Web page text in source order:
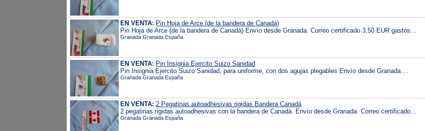
EN VENTA: Pin Hoja de Arce (de la bandera de Canadá)
Pin Hoja de Arce (de la bandera de Canadá) Envío desde Granada. Correo certificado 3,50 EUR gastos...
Granada Granada España
EN VENTA: Pin Insignia Ejercito Suizo Sanidad
Pin Insignia Ejercito Suizo Sanidad, para uniforme, con dos agujas plegables Envío desde Granada....
Granada Granada España
EN VENTA: 2 Pegatinas autoadhesivas rigidas Bandera Canadá
2 pegatinas rigidas autoadhesivas con la bandera de Canadá. Envío desde Granada. Correo certificado...
Granada Granada España